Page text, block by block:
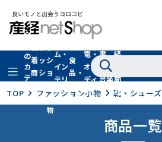
全
の
カ
テ
リ
着
商
品
フ
ッ
シ
ョ
ン
フ
ァ
シ
ョ
ン
小
物
ム・
イン
テリ
ア
グル
食
品・
ドリ
ンク
家
電・
オー
ディ
オ
書
籍・
音楽
経
聞
社
TOP ファッション小物 靴・シューズ
商品一覧